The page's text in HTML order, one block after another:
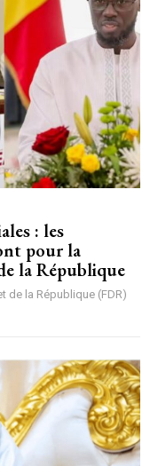
: les
pour la
la République
de la République (FDR)